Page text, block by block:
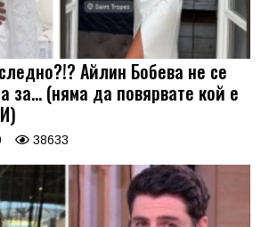
Айлин Бобева не се
за... (няма да повярвате кой е
38633